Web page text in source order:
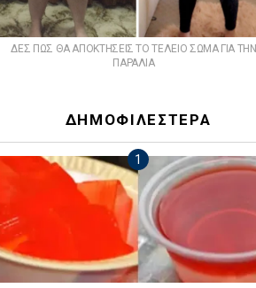
ΔΕΣ ΠΩΣ ΘΑ ΑΠΟΚΤΗΣΕΙΣ ΤΟ ΤΕΛΕΙΟ ΣΩΜΑ ΓΙΑ ΤΗΝ
ΠΑΡΑΛΙΑ
ΔΗΜΟΦΙΛΕΣΤΕΡΑ